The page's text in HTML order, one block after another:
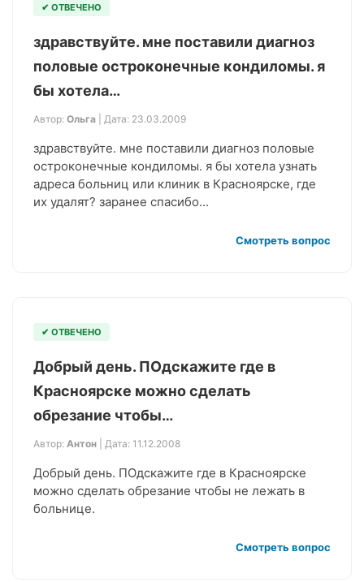
✔ ОТВЕЧЕНО
здравствуйте. мне поставили диагноз
половые остроконечные кондиломы. я
бы хотела…
Автор: Ольга | Дата: 23.03.2009
здравствуйте. мне поставили диагноз половые
остроконечные кондиломы. я бы хотела узнать
адреса больниц или клиник в Красноярске, где
их удалят? заранее спасибо...
Смотреть вопрос
✔ ОТВЕЧЕНО
Добрый день. ПОдскажите где в
Красноярске можно сделать
обрезание чтобы…
Автор: Антон | Дата: 11.12.2008
Добрый день. ПОдскажите где в Красноярске
можно сделать обрезание чтобы не лежать в
больнице.
Смотреть вопрос